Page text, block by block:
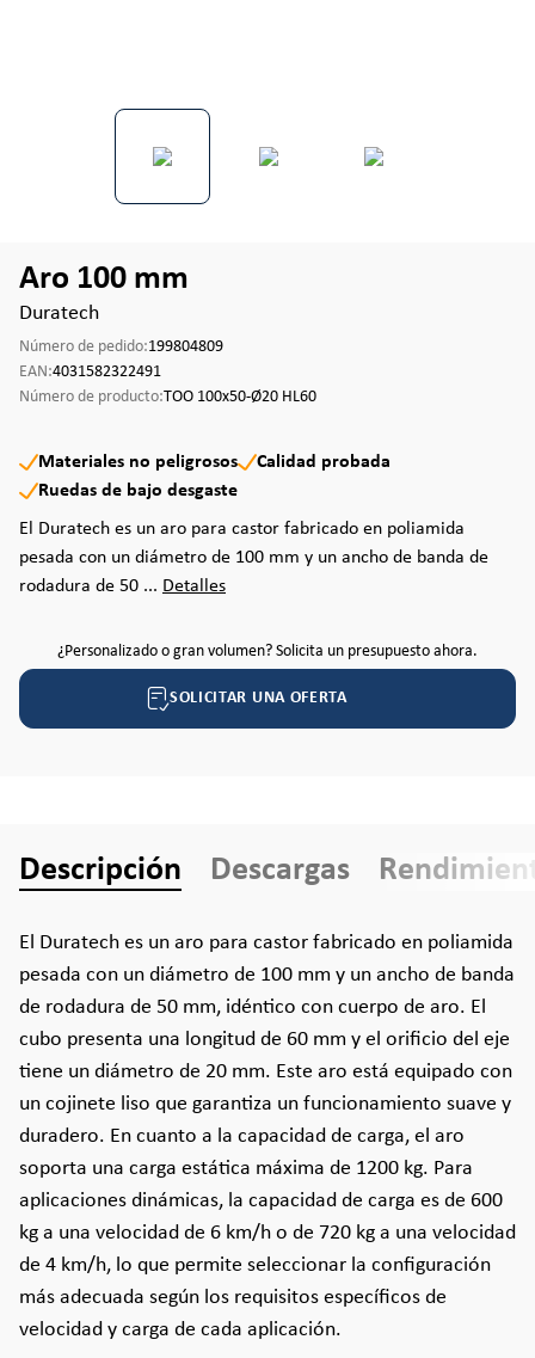
Aro 100 mm
Duratech
Número de pedido:199804809
EAN:4031582322491
Número de producto:TOO 100x50-Ø20 HL60
Materiales no peligrosos
Calidad probada
Ruedas de bajo desgaste
El Duratech es un aro para castor fabricado en poliamida
pesada con un diámetro de 100 mm y un ancho de banda de
rodadura de 50 ... Detalles
¿Personalizado o gran volumen? Solicita un presupuesto ahora.
SOLICITAR UNA OFERTA
Descripción Descargas
El Duratech es un aro para castor fabricado en poliamida
pesada con un diámetro de 100 mm y un ancho de banda
de rodadura de 50 mm, idéntico con cuerpo de aro. El
cubo presenta una longitud de 60 mm y el orificio del eje
tiene un diámetro de 20 mm. Este aro está equipado con
un cojinete liso que garantiza un funcionamiento suave y
duradero. En cuanto a la capacidad de carga, el aro
soporta una carga estática máxima de 1200 kg. Para
aplicaciones dinámicas, la capacidad de carga es de 600
kg a una velocidad de 6 km/h o de 720 kg a una velocidad
de 4 km/h, lo que permite seleccionar la configuración
más adecuada según los requisitos específicos de
velocidad y carga de cada aplicación.